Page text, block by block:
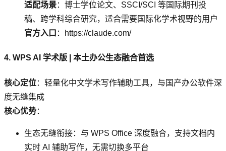
适配场景：博士学位论文、SSCI/SCI 等国际期刊投
稿、跨学科综合研究，适合需要国际化学术视野的用户
官方入口 ：https://claude.com/
4. WPS AI 学术版 | 本土办公生态融合首选
核心定位：轻量化中文学术写作辅助工具，与国产办公软件深
度无缝集成
核心优势：
生态无缝衔接：与 WPS Office 深度融合，支持文档内
实时 AI 辅助写作，无需切换多平台